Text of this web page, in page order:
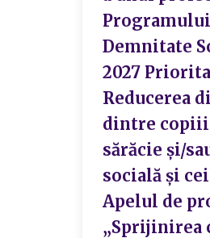
Demnitate
2027
Reducerea
dintre copiii
sărăcie și/
socială și
Apelul de
„Sprijinirea